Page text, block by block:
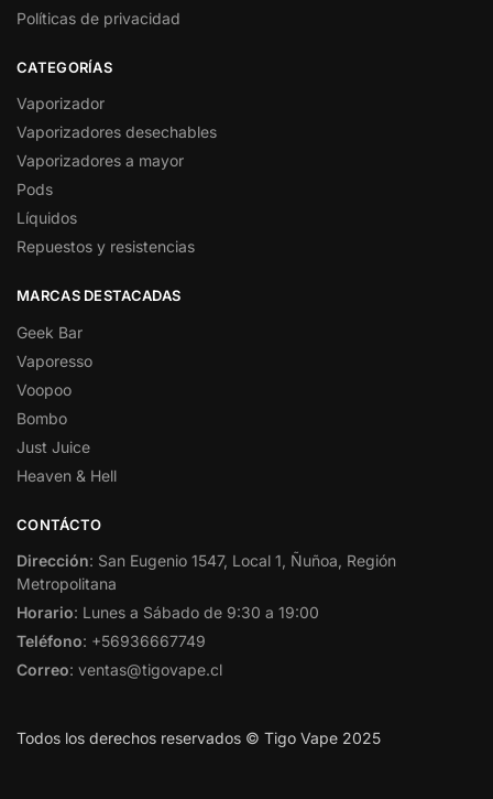
Políticas de privacidad
CATEGORÍAS
Vaporizador
Vaporizadores desechables
Vaporizadores a mayor
Pods
Líquidos
Repuestos y resistencias
MARCAS DESTACADAS
Geek Bar
Vaporesso
Voopoo
Bombo
Just Juice
Heaven & Hell
CONTÁCTO
Dirección: San Eugenio 1547, Local 1, Ñuñoa, Región
Metropolitana
Horario: Lunes a Sábado de 9:30 a 19:00
Teléfono: +56936667749
Correo: ventas@tigovape.cl
Todos los derechos reservados © Tigo Vape 2025